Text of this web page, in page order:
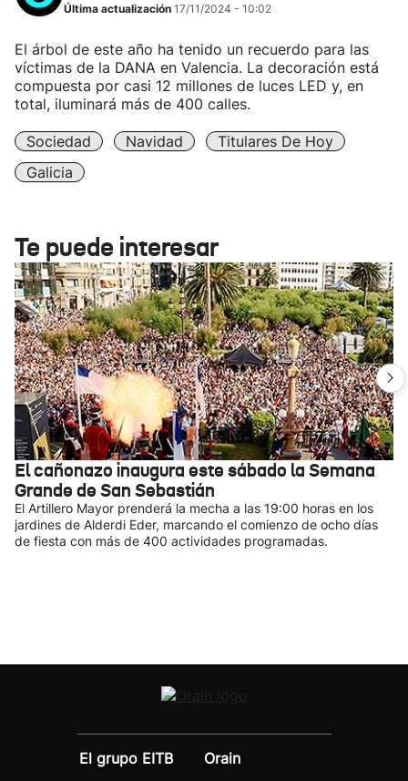
Última actualización 17/11/2024 - 10:02
El árbol de este año ha tenido un recuerdo para las
víctimas de la DANA en Valencia. La decoración está
compuesta por casi 12 millones de luces LED y, en
total, iluminará más de 400 calles.
Sociedad Navidad
Titulares De Hoy
Galicia
Te puede interesar
El cañonazo inaugura este sábado la Semana
Grande de San Sebastián
El Artillero Mayor prenderá la mecha a las 19:00 horas en los
jardines de Alderdi Eder, marcando el comienzo de ocho días
de fiesta con más de 400 actividades programadas.
El grupo EITB
Orain